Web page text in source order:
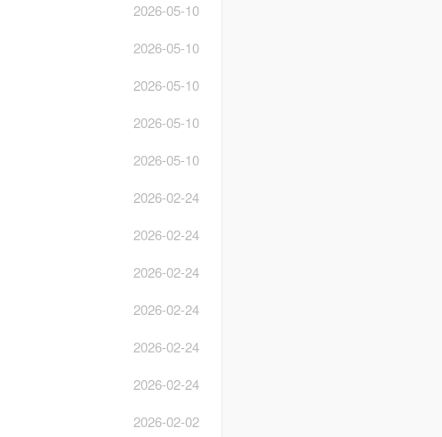
2026-05-10
2026-05-10
2026-05-10
2026-05-10
2026-05-10
2026-02-24
2026-02-24
2026-02-24
2026-02-24
2026-02-24
2026-02-24
2026-02-02